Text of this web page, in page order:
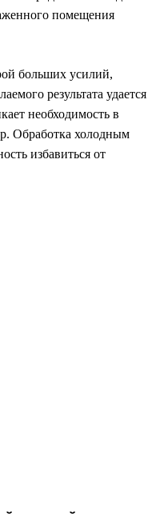
помещения
больших усилий,
результата удается
необходимость в
Обработка холодным
избавиться от